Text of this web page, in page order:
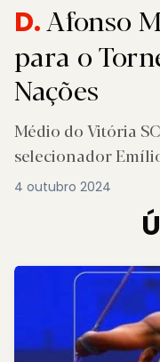
D.Afonso
para o
Nações
Médio do Vitória
selecionador
4 outubro 2024